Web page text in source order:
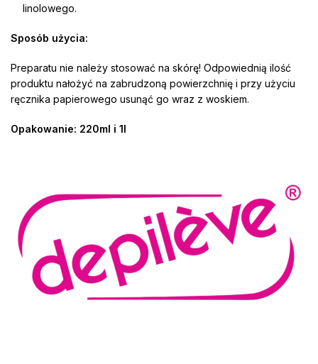
linolowego.
Sposób użycia:
Preparatu nie należy stosować na skórę! Odpowiednią ilość
produktu nałożyć na zabrudzoną powierzchnię i przy użyciu
ręcznika papierowego usunąć go wraz z woskiem.
Opakowanie: 220ml i 1l